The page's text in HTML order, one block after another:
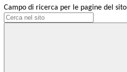
Campo di ricerca per le pagine del sito